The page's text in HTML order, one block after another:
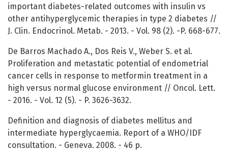
important diabetes-related outcomes with insulin vs
other antihyperglycemic therapies in type 2 diabetes //
J. Clin. Endocrinol. Metab. - 2013. - Vol. 98 (2). -P. 668-677.
De Barros Machado A., Dos Reis V., Weber S. et al.
Proliferation and metastatic potential of endometrial
cancer cells in response to metformin treatment in a
high versus normal glucose environment // Oncol. Lett.
- 2016. - Vol. 12 (5). - P. 3626-3632.
Definition and diagnosis of diabetes mellitus and
intermediate hyperglycaemia. Report of a WHO/IDF
consultation. - Geneva. 2008. - 46 p.